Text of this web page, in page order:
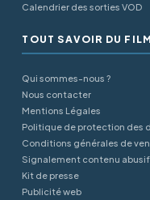
Calendrier des sorties VOD
TOUT SAVOIR DU
Qui sommes-nous ?
Nous contacter
Mentions Légales
Politique de protection des
Conditions générales de
Signalement contenu abusif
Kit de presse
Publicité web